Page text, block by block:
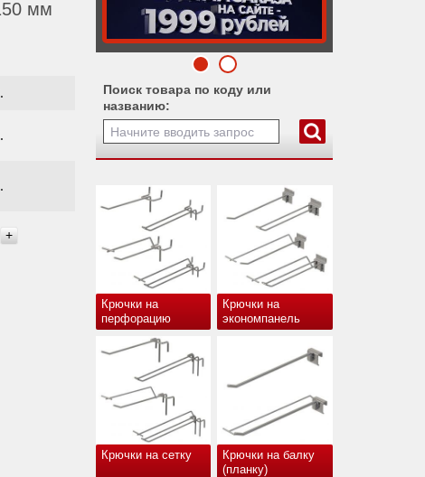
Поиск товара по коду или
названию:
Крючки на
перфорацию
Крючки на
экономпанель
Крючки на сетку
Крючки на балку
(планку)
мм
+